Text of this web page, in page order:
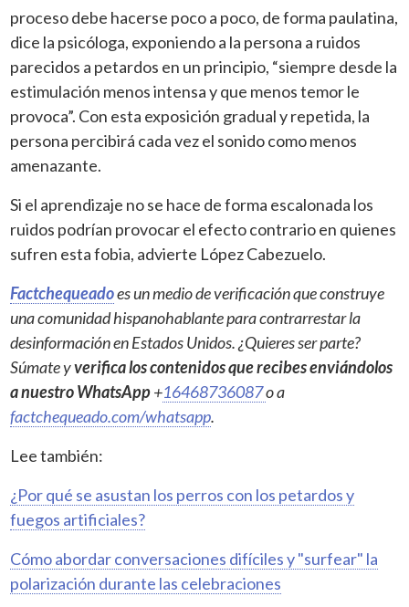
proceso debe hacerse poco a poco, de forma paulatina,
dice la psicóloga, exponiendo a la persona a ruidos
parecidos a petardos en un principio, “siempre desde la
estimulación menos intensa y que menos temor le
provoca”. Con esta exposición gradual y repetida, la
persona percibirá cada vez el sonido como menos
amenazante.
Si el aprendizaje no se hace de forma escalonada los
ruidos podrían provocar el efecto contrario en quienes
sufren esta fobia, advierte López Cabezuelo.
Factchequeadoes un medio de verificación que construye
una comunidad hispanohablante para contrarrestar la
desinformación en Estados Unidos. ¿Quieres ser parte?
Súmate yverifica los contenidos que recibes enviándolos
a nuestro WhatsApp+16468736087o a
factchequeado.com/whatsapp.
Lee también:
¿Por qué se asustan los perros con los petardos y
fuegos artificiales?
Cómo abordar conversaciones difíciles y "surfear" la
polarización durante las celebraciones